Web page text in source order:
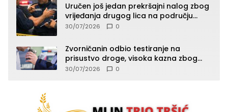
Uručen još jedan prekršajni nalog zbog
vrijeđanja drugog lica na području
Zvornika
30/07/2026 0
Zvorničanin odbio testiranje na
prisustvo droge, visoka kazna zbog
kršenja Zakona o osnovama
30/07/2026 0